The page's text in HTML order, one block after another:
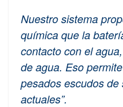
Nuestro sistema
química que la
contacto con el
de agua. Eso
pesados ​​escudos
actuales”.